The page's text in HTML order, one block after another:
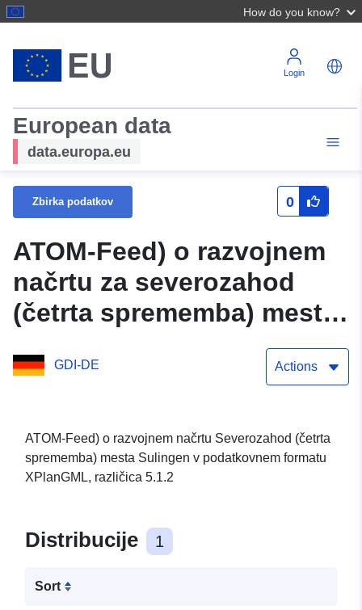
How do you know?
Login
European data
data.europa.eu
Zbirka podatkov 0
ATOM-Feed) o razvojnem
načrtu za severozahod
(četrta sprememba) mesta
GDI-DE Actions
ATOM-Feed) o razvojnem načrtu Severozahod (četrta
sprememba) mesta Sulingen v podatkovnem formatu
XPlanGML, različica 5.1.2
Distribucije 1
Sort